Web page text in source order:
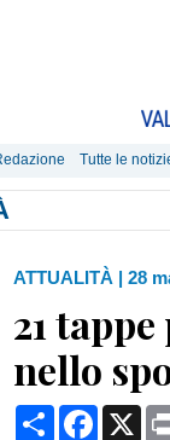
Tutte le
ATTUALITÀ | 28
21
nello
Condividi X